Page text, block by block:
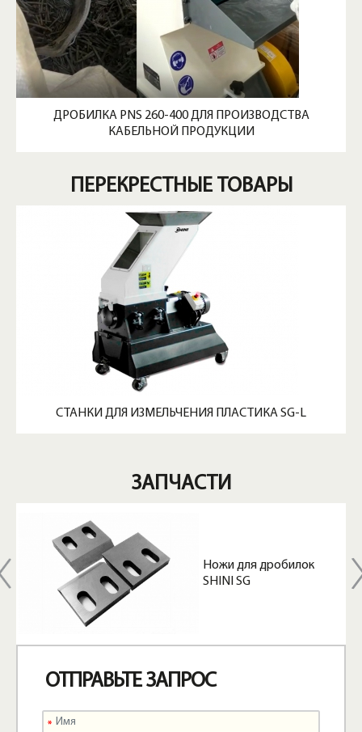
ДРОБИЛКА PNS 260-400 ДЛЯ ПРОИЗВОДСТВА
КАБЕЛЬНОЙ ПРОДУКЦИИ
ПЕРЕКРЕСТНЫЕ ТОВАРЫ
СТАНКИ ДЛЯ ИЗМЕЛЬЧЕНИЯ ПЛАСТИКА SG-L
ЗАПЧАСТИ
Ножи для дробилок
SHINI SG
ОТПРАВЬТЕ ЗАПРОС